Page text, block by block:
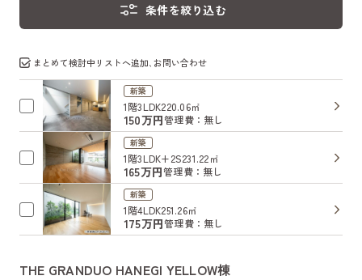
条件を絞り込む
まとめて検討中リストへ追加､お問い合わせ
新築
1階3LDK220.06㎡
150万円管理費：無し
新築
1階3LDK+2S231.22㎡
165万円管理費：無し
新築
1階4LDK251.26㎡
175万円管理費：無し
THE GRANDUO HANEGI YELLOW棟